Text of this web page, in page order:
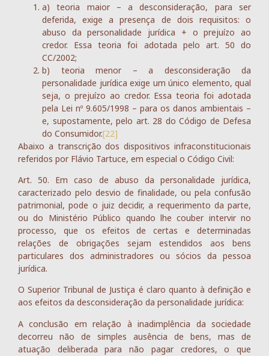
a) teoria maior – a desconsideração, para ser
deferida, exige a presença de dois requisitos: o
abuso da personalidade jurídica + o prejuízo ao
credor. Essa teoria foi adotada pelo art. 50 do
CC/2002;
b) teoria menor – a desconsideração da
personalidade jurídica exige um único elemento, qual
seja, o prejuízo ao credor. Essa teoria foi adotada
pela Lei nº 9.605/1998 – para os danos ambientais –
e, supostamente, pelo art. 28 do Código de Defesa
do Consumidor.[22]
Abaixo a transcrição dos dispositivos infraconstitucionais
referidos por Flávio Tartuce, em especial o Código Civil:
Art. 50. Em caso de abuso da personalidade jurídica,
caracterizado pelo desvio de finalidade, ou pela confusão
patrimonial, pode o juiz decidir, a requerimento da parte,
ou do Ministério Público quando lhe couber intervir no
processo, que os efeitos de certas e determinadas
relações de obrigações sejam estendidos aos bens
particulares dos administradores ou sócios da pessoa
jurídica.
O Superior Tribunal de Justiça é claro quanto à definição e
aos efeitos da desconsideração da personalidade jurídica:
A conclusão em relação à inadimplência da sociedade
decorreu não de simples ausência de bens, mas de
atuação deliberada para não pagar credores, o que